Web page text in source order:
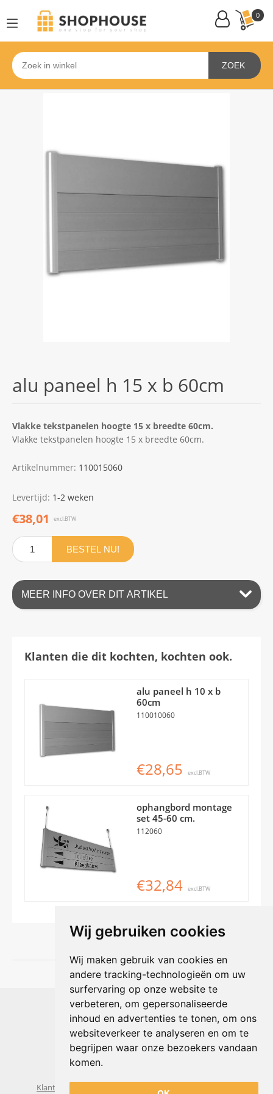
Wij gebruiken cookies
Wij maken gebruik van cookies en
andere tracking-technologieën om uw
surfervaring op onze website te
verbeteren, om gepersonaliseerde
inhoud en advertenties te tonen, om ons
websiteverkeer te analyseren en om te
begrijpen waar onze bezoekers vandaan
komen.
0
ZOEK
alu paneel h 15 x b 60cm
Vlakke tekstpanelen hoogte 15 x breedte 60cm.
Vlakke tekstpanelen hoogte 15 x breedte 60cm.
Artikelnummer: 110015060
Levertijd: 1-2 weken
€38,01 excl.BTW
BESTEL NU!
MEER INFO OVER DIT ARTIKEL
Klanten die dit kochten, kochten ook.
alu paneel h 10 x b
60cm
110010060
€28,65 excl.BTW
ophangbord montage
set 45-60 cm.
112060
€32,84 excl.BTW
Shophouse online
Max Planckstraat 4
6716 BE Ede, Nederland
Telefoon:+31(0)318 618 121
E-mail: info@shophouse.nl
Geopend: ma t/m vr 09:00-17:00 uur
Klantenservice
Algemene voorwaarden